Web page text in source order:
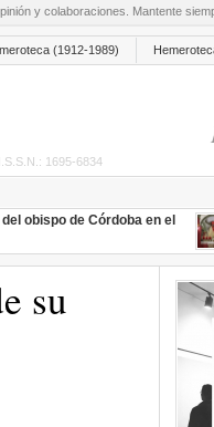
y colaboraciones. Mantente
(1912-1989)
1695-6834
obispo de Córdoba en el
su